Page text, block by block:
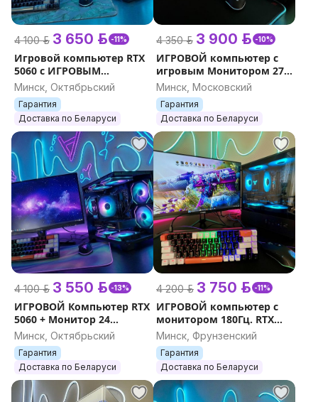
4 100 р. 3 650 р. -11%
Игровой компьютер RTX
5060 с ИГРОВЫМ
Монитором 27'' 240Герц
Минск, Октябрьский
Гарантия
Доставка по Беларуси
4 350 р. 3 900 р. -10%
ИГРОВОЙ компьютер с
игровым Монитором 27''
240Гц. RTX 5060.
Минск, Московский
Гарантия
Доставка по Беларуси
4 100 р. 3 550 р. -13%
ИГРОВОЙ Компьютер RTX
5060 + Монитор 24
180Герц.
Минск, Октябрьский
Гарантия
Доставка по Беларуси
4 200 р. 3 750 р. -11%
ИГРОВОЙ компьютер с
монитором 180Гц. RTX
5060Ti. Гарантия.
Минск, Фрунзенский
Гарантия
Доставка по Беларуси